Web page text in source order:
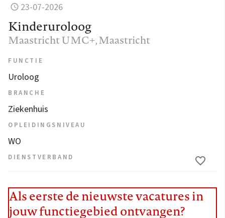
23-07-2026
Kinderuroloog
Maastricht UMC+, Maastricht
FUNCTIE
Uroloog
BRANCHE
Ziekenhuis
OPLEIDINGSNIVEAU
WO
DIENSTVERBAND
Als eerste de nieuwste vacatures in
jouw functiegebied ontvangen?